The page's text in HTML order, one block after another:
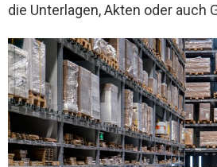
die Unterlagen, Akten oder auch